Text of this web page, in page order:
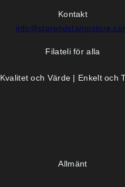
Kontakt
Filateli för alla
Kvalitet och Värde | Enkelt och
Allmänt